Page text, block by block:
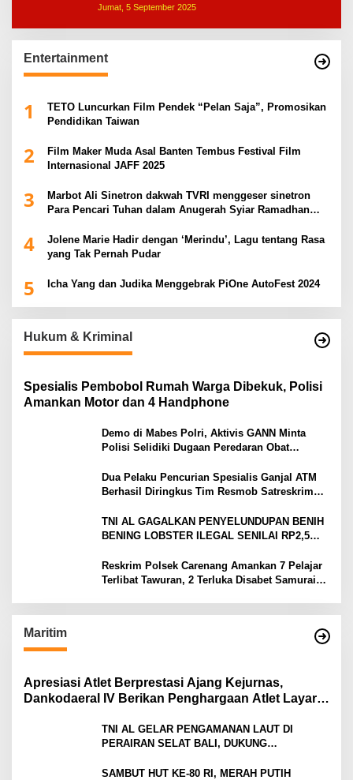
Jumat, 5 September 2025
Entertainment
1
TETO Luncurkan Film Pendek “Pelan Saja”, Promosikan
Pendidikan Taiwan
2
Film Maker Muda Asal Banten Tembus Festival Film
Internasional JAFF 2025
3
Marbot Ali Sinetron dakwah TVRI menggeser sinetron
Para Pencari Tuhan dalam Anugerah Syiar Ramadhan
4
Jolene Marie Hadir dengan ‘Merindu’, Lagu tentang Rasa
yang Tak Pernah Pudar
5 Icha Yang dan Judika Menggebrak PiOne AutoFest 2024
Hukum & Kriminal
Spesialis Pembobol Rumah Warga Dibekuk, Polisi
Amankan Motor dan 4 Handphone
Demo di Mabes Polri, Aktivis GANN Minta
Polisi Selidiki Dugaan Peredaran Obat
Dua Pelaku Pencurian Spesialis Ganjal ATM
Berhasil Diringkus Tim Resmob Satreskrim
TNI AL GAGALKAN PENYELUNDUPAN BENIH
BENING LOBSTER ILEGAL SENILAI RP2,5
Reskrim Polsek Carenang Amankan 7 Pelajar
Terlibat Tawuran, 2 Terluka Disabet Samurai
Maritim
Apresiasi Atlet Berprestasi Ajang Kejurnas,
Dankodaeral IV Berikan Penghargaan Atlet Layar
TNI AL GELAR PENGAMANAN LAUT DI
PERAIRAN SELAT BALI, DUKUNG
SAMBUT HUT KE-80 RI, MERAH PUTIH